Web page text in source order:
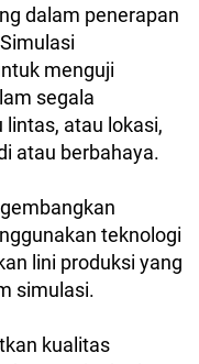
dalam penerapan
menguji
segala
lintas, atau lokasi,
atau berbahaya.
teknologi
lini produksi yang
simulasi.
kualitas